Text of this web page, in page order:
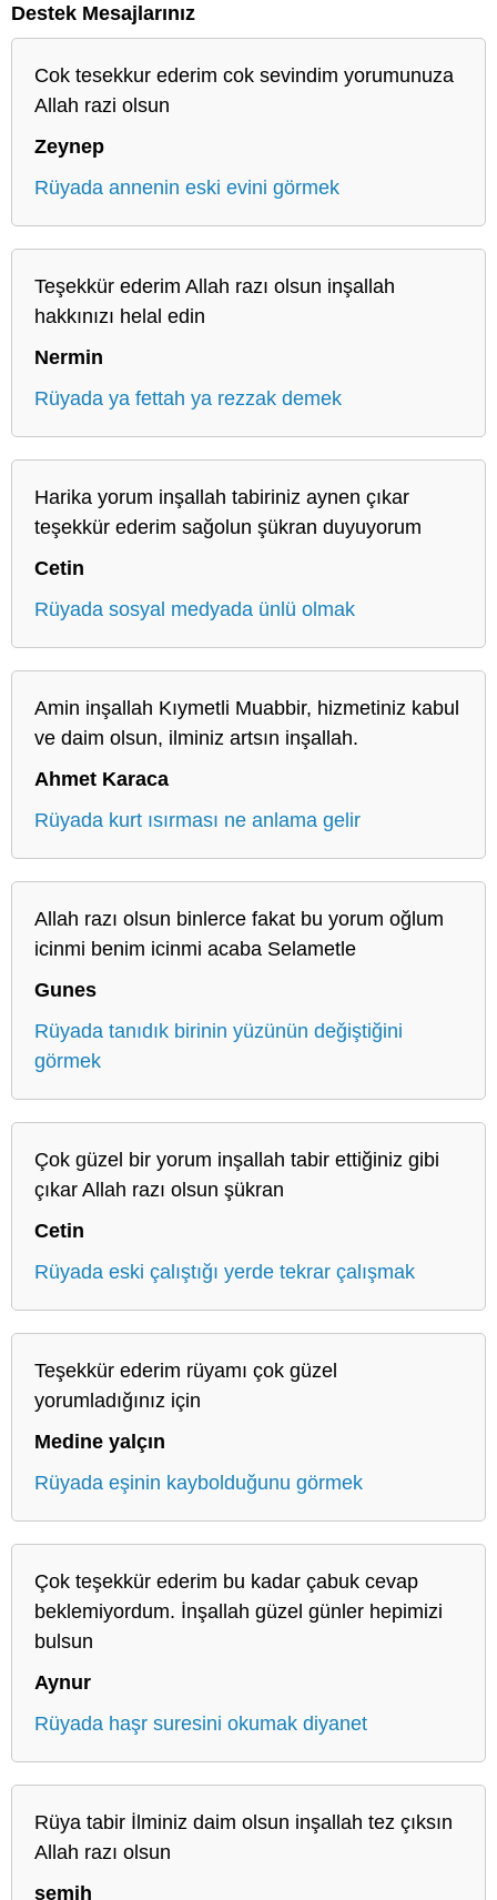
Destek Mesajlarınız
Cok tesekkur ederim cok sevindim yorumunuza
Allah razi olsun
Zeynep
Rüyada annenin eski evini görmek
Teşekkür ederim Allah razı olsun inşallah
hakkınızı helal edin
Nermin
Rüyada ya fettah ya rezzak demek
Harika yorum inşallah tabiriniz aynen çıkar
teşekkür ederim sağolun şükran duyuyorum
Cetin
Rüyada sosyal medyada ünlü olmak
Amin inşallah Kıymetli Muabbir, hizmetiniz kabul
ve daim olsun, ilminiz artsın inşallah.
Ahmet Karaca
Rüyada kurt ısırması ne anlama gelir
Allah razı olsun binlerce fakat bu yorum oğlum
icinmi benim icinmi acaba Selametle
Gunes
Rüyada tanıdık birinin yüzünün değiştiğini
görmek
Çok güzel bir yorum inşallah tabir ettiğiniz gibi
çıkar Allah razı olsun şükran
Cetin
Rüyada eski çalıştığı yerde tekrar çalışmak
Teşekkür ederim rüyamı çok güzel
yorumladığınız için
Medine yalçın
Rüyada eşinin kaybolduğunu görmek
Çok teşekkür ederim bu kadar çabuk cevap
beklemiyordum. İnşallah güzel günler hepimizi
bulsun
Aynur
Rüyada haşr suresini okumak diyanet
Rüya tabir İlminiz daim olsun inşallah tez çıksın
Allah razı olsun
semih